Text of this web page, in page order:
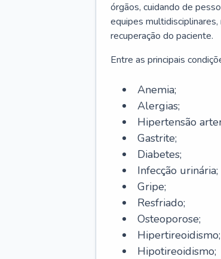
órgãos, cuidando de
equipes
recuperação do paciente.
Entre as principais
Anemia;
Alergias;
Hipertensão
Gastrite;
Diabetes;
Infecção urinária;
Gripe;
Resfriado;
Osteoporose;
Hipertireoidismo;
Hipotireoidismo;